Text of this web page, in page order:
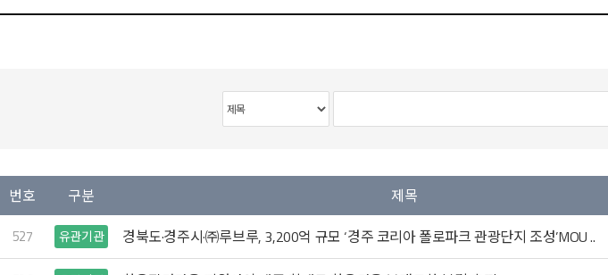
번호 구분 제목
527 유관기관 경북도·경주시·㈜루브루, 3,200억 규모 ‘경주 코리아 폴로파크 관광단지 조성’MOU ..